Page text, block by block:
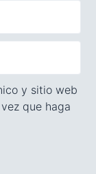
y sitio web
que haga